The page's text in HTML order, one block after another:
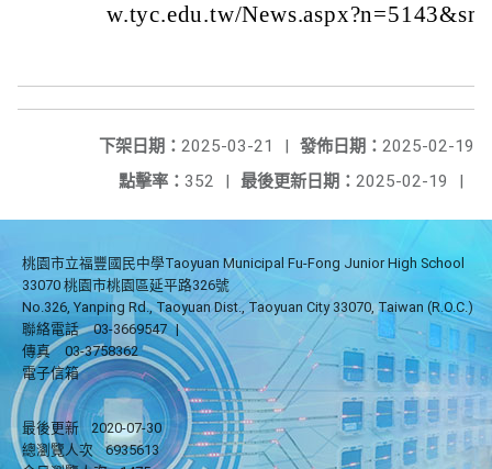
w.tyc.edu.tw/
發佈日期： 2025-02-19
下架日期： 2025-03-21
|
最後更新日期： 2025-02-19 |
點擊率： 352 |
桃園市立福豐國民中學Taoyuan Municipal Fu-Fong Junior High School
33070 桃園市桃園區延平路326號
No.326, Yanping Rd., Taoyuan Dist., Taoyuan City 33070, Taiwan (R.O.C.)
聯絡電話
03-3669547 |
傳真
03-3758362
電子信箱
最後更新
2020-07-30
總瀏覽人次
6935613